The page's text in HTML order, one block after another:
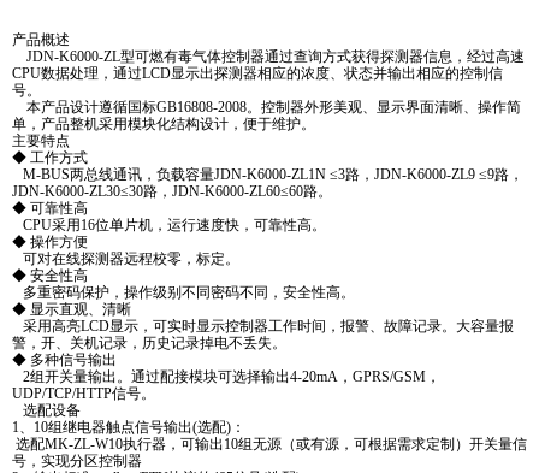
产品概述
JDN-K6000-ZL型可燃有毒气体控制器通过查询方式获得探测器信息，经过高速
CPU数据处理，通过LCD显示出探测器相应的浓度、状态并输出相应的控制信
号。
本产品设计遵循国标GB16808-2008。控制器外形美观、显示界面清晰、操作简
单，产品整机采用模块化结构设计，便于维护。
主要特点
◆ 工作方式
M-BUS两总线通讯，负载容量JDN-K6000-ZL1N ≤3路，JDN-K6000-ZL9 ≤9路，
JDN-K6000-ZL30≤30路，JDN-K6000-ZL60≤60路。
◆ 可靠性高
CPU采用16位单片机，运行速度快，可靠性高。
◆ 操作方便
可对在线探测器远程校零，标定。
◆ 安全性高
多重密码保护，操作级别不同密码不同，安全性高。
◆ 显示直观、清晰
采用高亮LCD显示，可实时显示控制器工作时间，报警、故障记录。大容量报
警，开、关机记录，历史记录掉电不丢失。
◆ 多种信号输出
2组开关量输出。通过配接模块可选择输出4-20mA，GPRS/GSM，
UDP/TCP/HTTP信号。
选配设备
1、10组继电器触点信号输出(选配)：
选配MK-ZL-W10执行器，可输出10组无源（或有源，可根据需求定制）开关量信
号，实现分区控制器